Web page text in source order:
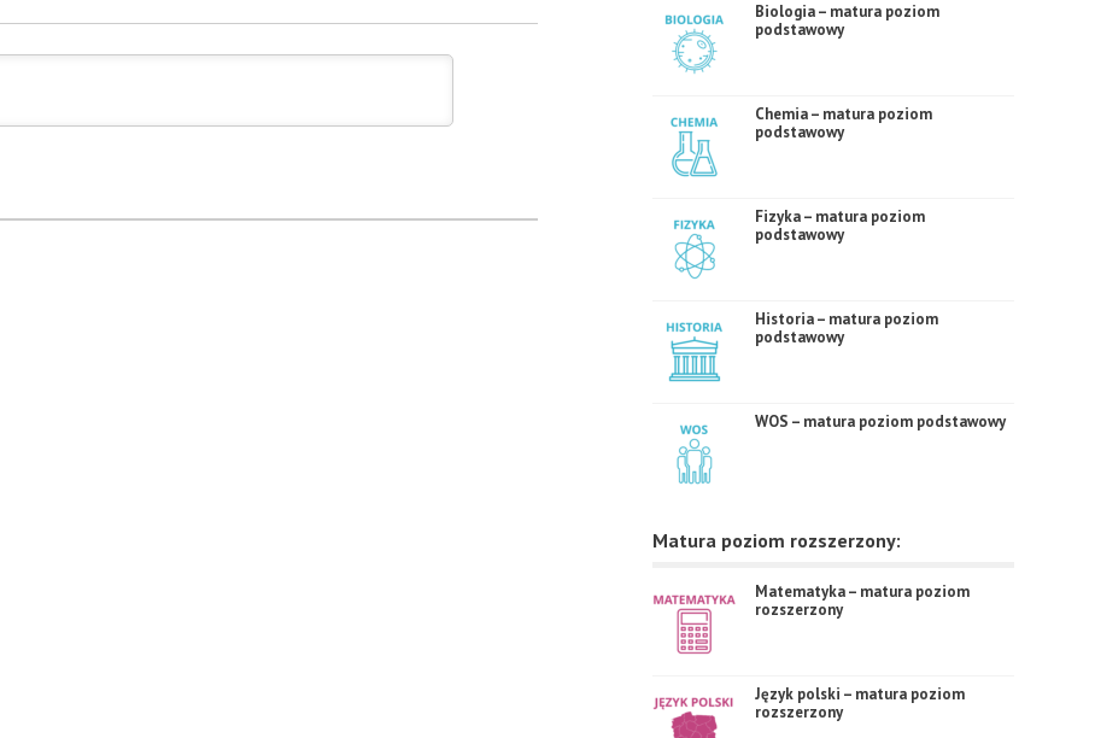
Biologia – matura poziom
podstawowy
Chemia – matura poziom
podstawowy
Fizyka – matura poziom
podstawowy
Historia – matura poziom
podstawowy
WOS – matura poziom podstawowy
Matura poziom rozszerzony:
Matematyka – matura poziom
rozszerzony
Język polski – matura poziom
rozszerzony